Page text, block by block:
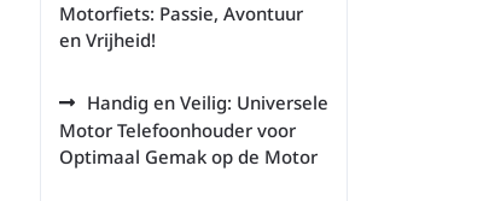
Motorfiets: Passie, Avontuur
en Vrijheid!
Handig en Veilig: Universele
Motor Telefoonhouder voor
Optimaal Gemak op de Motor